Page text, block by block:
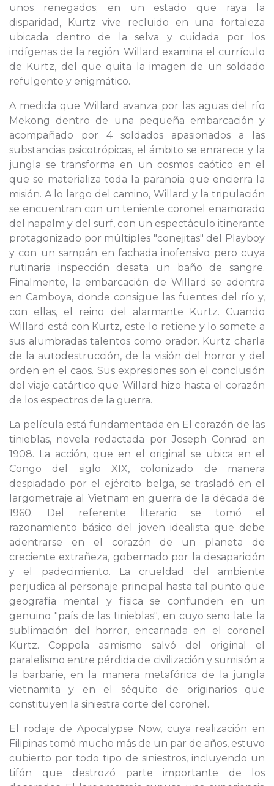
unos renegados; en un estado que raya la
disparidad, Kurtz vive recluido en una fortaleza
ubicada dentro de la selva y cuidada por los
indígenas de la región. Willard examina el currículo
de Kurtz, del que quita la imagen de un soldado
refulgente y enigmático.
A medida que Willard avanza por las aguas del río
Mekong dentro de una pequeña embarcación y
acompañado por 4 soldados apasionados a las
substancias psicotrópicas, el ámbito se enrarece y la
jungla se transforma en un cosmos caótico en el
que se materializa toda la paranoia que encierra la
misión. A lo largo del camino, Willard y la tripulación
se encuentran con un teniente coronel enamorado
del napalm y del surf, con un espectáculo itinerante
protagonizado por múltiples "conejitas" del Playboy
y con un sampán en fachada inofensivo pero cuya
rutinaria inspección desata un baño de sangre.
Finalmente, la embarcación de Willard se adentra
en Camboya, donde consigue las fuentes del río y,
con ellas, el reino del alarmante Kurtz. Cuando
Willard está con Kurtz, este lo retiene y lo somete a
sus alumbradas talentos como orador. Kurtz charla
de la autodestrucción, de la visión del horror y del
orden en el caos. Sus expresiones son el conclusión
del viaje catártico que Willard hizo hasta el corazón
de los espectros de la guerra.
La película está fundamentada en El corazón de las
tinieblas, novela redactada por Joseph Conrad en
1908. La acción, que en el original se ubica en el
Congo del siglo XIX, colonizado de manera
despiadado por el ejército belga, se trasladó en el
largometraje al Vietnam en guerra de la década de
1960. Del referente literario se tomó el
razonamiento básico del joven idealista que debe
adentrarse en el corazón de un planeta de
creciente extrañeza, gobernado por la desaparición
y el padecimiento. La crueldad del ambiente
perjudica al personaje principal hasta tal punto que
geografía mental y física se confunden en un
genuino "país de las tinieblas", en cuyo seno late la
sublimación del horror, encarnada en el coronel
Kurtz. Coppola asimismo salvó del original el
paralelismo entre pérdida de civilización y sumisión a
la barbarie, en la manera metafórica de la jungla
vietnamita y en el séquito de originarios que
constituyen la siniestra corte del coronel.
El rodaje de Apocalypse Now, cuya realización en
Filipinas tomó mucho más de un par de años, estuvo
cubierto por todo tipo de siniestros, incluyendo un
tifón que destrozó parte importante de los